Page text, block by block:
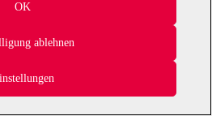
die von Ihrem Endgerät
oder die von uns übermittelten
unserer Werbung sowie
/ zu Zwecken Dritter
erfordert nicht nur die
bzw. die Übermittlung Ihrer
ablehnen
OK